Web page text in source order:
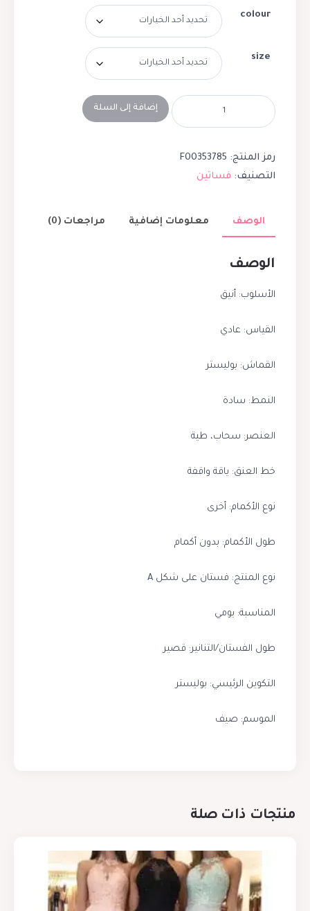
colour
size
إضافة إلى السلة
رمز المنتج: F00353785
التصنيف: فساتين
الوصف معلومات إضافية مراجعات (0)
الوصف
الأسلوب: أنيق
القياس: عادي
القماش: بوليستر
النمط: سادة
العنصر: سحاب، طية
خط العنق: ياقة واقفة
نوع الأكمام: أخرى
طول الأكمام: بدون أكمام
نوع المنتج: فستان على شكل A
المناسبة: يومي
طول الفستان/التنانير: قصير
التكوين الرئيسي: بوليستر
الموسم: صيف
منتجات ذات صلة